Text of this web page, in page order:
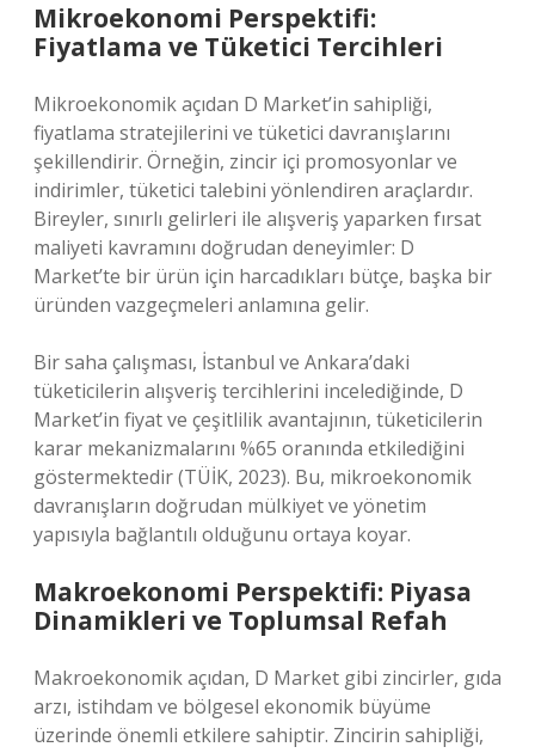
Mikroekonomi Perspektifi:
Fiyatlama ve Tüketici Tercihleri
Mikroekonomik açıdan D Market’in sahipliği,
fiyatlama stratejilerini ve tüketici davranışlarını
şekillendirir. Örneğin, zincir içi promosyonlar ve
indirimler, tüketici talebini yönlendiren araçlardır.
Bireyler, sınırlı gelirleri ile alışveriş yaparken fırsat
maliyeti kavramını doğrudan deneyimler: D
Market’te bir ürün için harcadıkları bütçe, başka bir
üründen vazgeçmeleri anlamına gelir.
Bir saha çalışması, İstanbul ve Ankara’daki
tüketicilerin alışveriş tercihlerini incelediğinde, D
Market’in fiyat ve çeşitlilik avantajının, tüketicilerin
karar mekanizmalarını %65 oranında etkilediğini
göstermektedir (TÜİK, 2023). Bu, mikroekonomik
davranışların doğrudan mülkiyet ve yönetim
yapısıyla bağlantılı olduğunu ortaya koyar.
Makroekonomi Perspektifi: Piyasa
Dinamikleri ve Toplumsal Refah
Makroekonomik açıdan, D Market gibi zincirler, gıda
arzı, istihdam ve bölgesel ekonomik büyüme
üzerinde önemli etkilere sahiptir. Zincirin sahipliği,